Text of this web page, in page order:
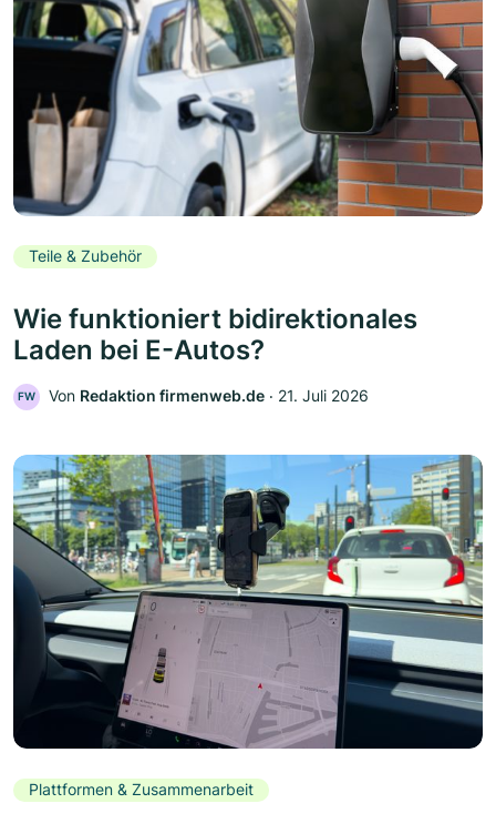
Teile & Zubehör
Wie funktioniert bidirektionales
Laden bei E-Autos?
FW Von Redaktion firmenweb.de ‧ 21. Juli 2026
Plattformen & Zusammenarbeit